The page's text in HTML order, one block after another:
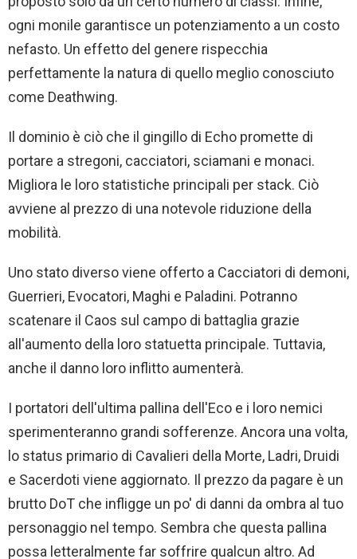
ogni monile garantisce un potenziamento a un costo
nefasto. Un effetto del genere rispecchia
perfettamente la natura di quello meglio conosciuto
come Deathwing.
Il dominio è ciò che il gingillo di Echo promette di
portare a stregoni, cacciatori, sciamani e monaci.
Migliora le loro statistiche principali per stack. Ciò
avviene al prezzo di una notevole riduzione della
mobilità.
Uno stato diverso viene offerto a Cacciatori di demoni,
Guerrieri, Evocatori, Maghi e Paladini. Potranno
scatenare il Caos sul campo di battaglia grazie
all'aumento della loro statuetta principale. Tuttavia,
anche il danno loro inflitto aumenterà.
I portatori dell'ultima pallina dell'Eco e i loro nemici
sperimenteranno grandi sofferenze. Ancora una volta,
lo status primario di Cavalieri della Morte, Ladri, Druidi
e Sacerdoti viene aggiornato. Il prezzo da pagare è un
brutto DoT che infligge un po' di danni da ombra al tuo
personaggio nel tempo. Sembra che questa pallina
possa letteralmente far soffrire qualcun altro. Ad